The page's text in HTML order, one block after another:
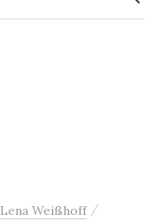
Lena Weißhoff /